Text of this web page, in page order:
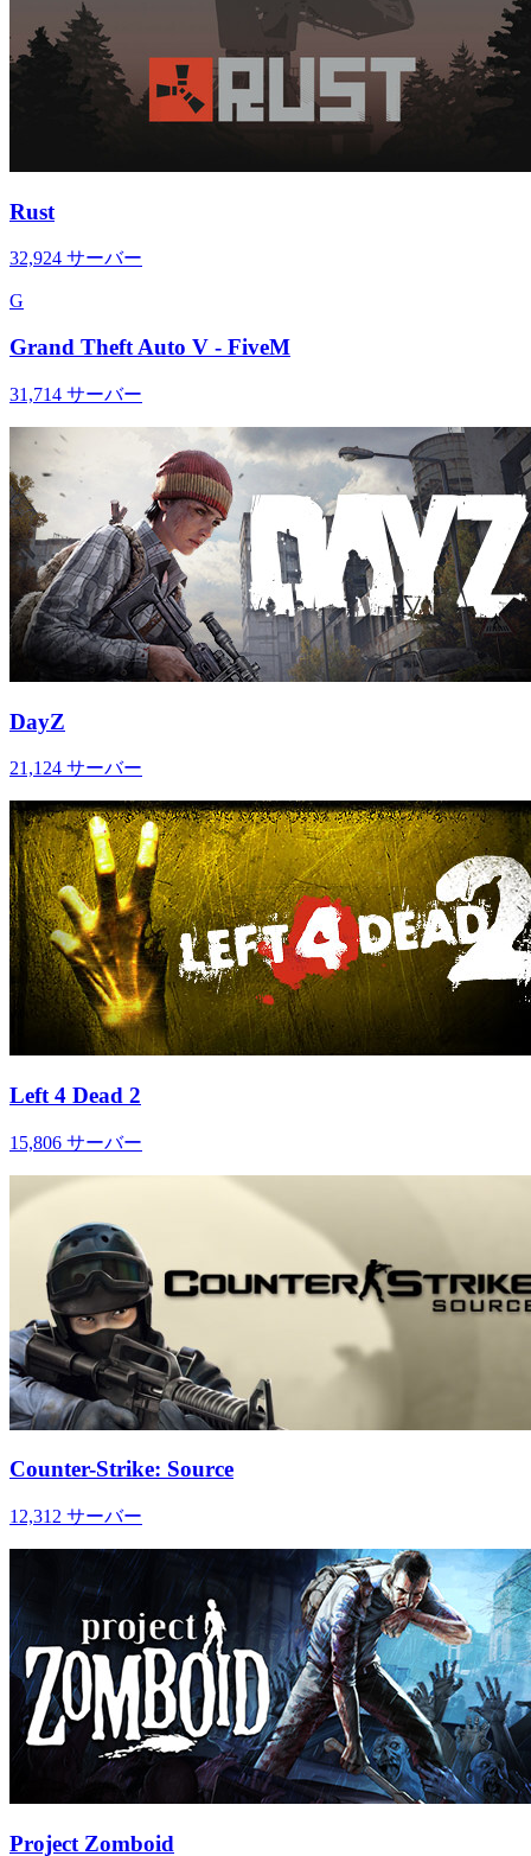
Rust
32,924 サーバー
G
Grand Theft Auto V - FiveM
31,714 サーバー
DayZ
21,124 サーバー
Left 4 Dead 2
15,806 サーバー
Counter-Strike: Source
12,312 サーバー
Project Zomboid